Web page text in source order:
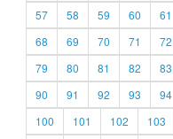
57
58 59 60 61
68
69 70 71 72
79
80 81 82 83
90
91 92 93 94
100
101 102 103